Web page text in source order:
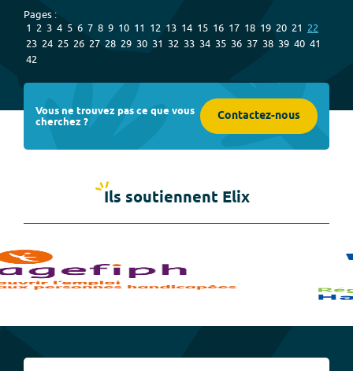
Pages :
1 2 3 4 5 6 7 8 9 10 11 12 13 14 15 16 17 18 19 20 21 22
23 24 25 26 27 28 29 30 31 32 33 34 35 36 37 38 39 40 41
42
Vous ne trouvez pas ce que vous
cherchez ? Contactez-nous
Ils soutiennent Elix